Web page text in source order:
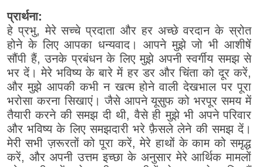
प्रार्थना:
हे प्रभु, मेरे सच्चे प्रदाता और हर अच्छे वरदान के स्रोत
होने के लिए आपका धन्यवाद। आपने मुझे जो भी आशीषें
सौंपी हैं, उनके प्रबंधन के लिए मुझे अपनी स्वर्गीय समझ से
भर दें। मेरे भविष्य के बारे में हर डर और चिंता को दूर करें,
और मुझे आपकी कभी न खत्म होने वाली देखभाल पर पूरा
भरोसा करना सिखाएं। जैसे आपने यूसुफ को भरपूर समय में
तैयारी करने की समझ दी थी, वैसे ही मुझे भी अपने परिवार
और भविष्य के लिए समझदारी भरे फ़ैसले लेने की समझ दें।
मेरी सभी ज़रूरतों को पूरा करें, मेरे हाथों के काम को समृद्ध
करें, और अपनी उत्तम इच्छा के अनुसार मेरे आर्थिक मामलों